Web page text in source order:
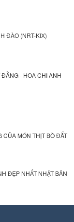
ĐÀO (NRT-KIX)
- HOA CHI ANH
CỦA MÓN THỊT BÒ ĐẮT
ĐẸP NHẤT NHẬT BẢN